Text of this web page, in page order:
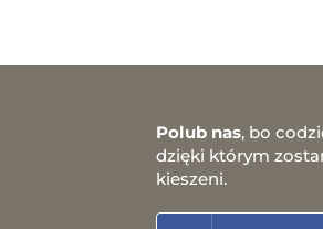
Polub nas, bo
dzięki którym
kieszeni.